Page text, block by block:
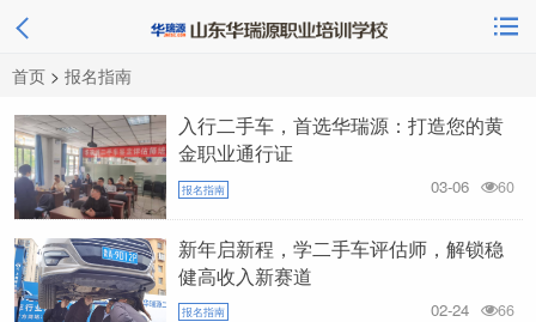
首页 > 报名指南
入行二手车，首选华瑞源：打造您的黄
金职业通行证
报名指南 60
03-06
新年启新程，学二手车评估师，解锁稳
健高收入新赛道
报名指南 66
02-24